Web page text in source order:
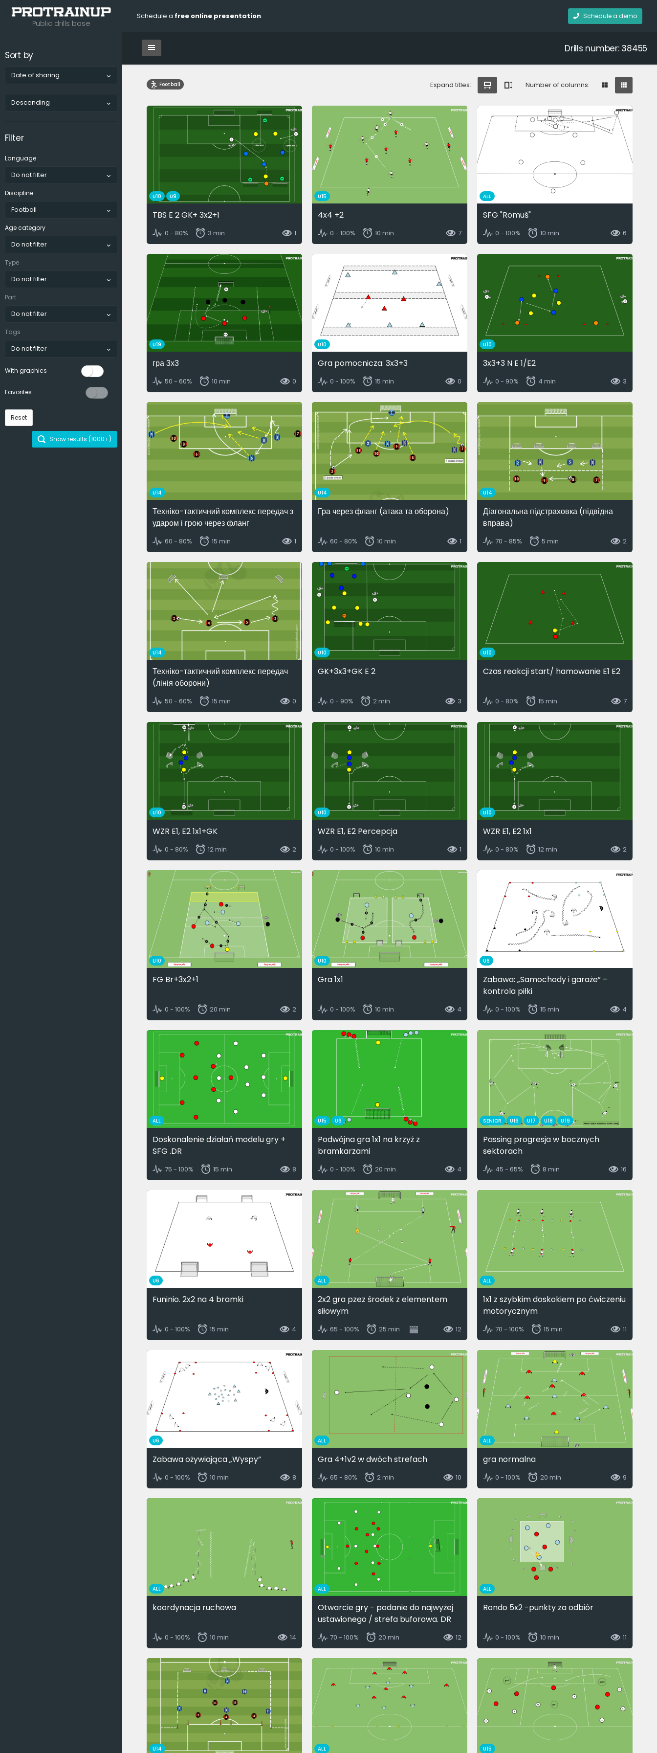
Public drills base
Sort by
Date of sharing
Descending
Filter
Language
Do not filter
Discipline
Football
Age category
Do not filter
Type
Do not filter
Part
Do not filter
Tags
Do not filter
With graphics
Favorites
Reset
Show results (1000+)
Schedule a free online presentation. Schedule a demo
Drills number: 38455
Football Number of columns:
Expand titles:
U10 U9
TBS E 2 GK+ 3x2+1
0 - 80% 3 min 1
U15
4x4 +2
0 - 100% 10 min 7
ALL
SFG "Romuś"
0 - 100% 10 min 6
U19
гра 3х3
50 - 60% 10 min 0
U10
Gra pomocnicza: 3x3+3
0 - 100% 15 min 0
U10
3x3+3 N E 1/E2
0 - 90% 4 min 3
U14
Техніко-тактичний комплекс передач з
ударом і грою через фланг
60 - 80% 15 min 1
U14
Гра через фланг (атака та оборона)
60 - 80% 10 min 1
U14
Діагональна підстраховка (підвідна
вправа)
70 - 85% 5 min 2
U14
Техніко-тактичний комплекс передач
(лінія оборони)
50 - 60% 15 min 0
U10
GK+3x3+GK E 2
0 - 90% 2 min 3
U10
Czas reakcji start/ hamowanie E1 E2
0 - 80% 15 min 7
U10
WZR E1, E2 1x1+GK
0 - 80% 12 min 2
U10
WZR E1, E2 Percepcja
0 - 100% 10 min 1
U10
WZR E1, E2 1x1
0 - 80% 12 min 2
U10
FG Br+3x2+1
0 - 100% 20 min 2
U10
Gra 1x1
0 - 100% 10 min 4
U6
Zabawa: „Samochody i garaże” –
kontrola piłki
0 - 100% 15 min 4
ALL
Doskonalenie działań modelu gry +
SFG .DR
75 - 100% 15 min 8
U15 U6
Podwójna gra 1x1 na krzyż z
bramkarzami
0 - 100% 20 min 4
SENIOR U16 U17 U18 U19
Passing progresja w bocznych
sektorach
45 - 65% 8 min 16
U6
Funinio. 2x2 na 4 bramki
0 - 100% 15 min 4
ALL
2x2 gra pzez środek z elementem
siłowym
65 - 100% 25 min 12
ALL
1x1 z szybkim doskokiem po ćwiczeniu
motorycznym
70 - 100% 15 min 11
U6
Zabawa ożywiająca „Wyspy”
0 - 100% 10 min 8
ALL
Gra 4+1v2 w dwóch strefach
65 - 80% 2 min 10
ALL
gra normalna
0 - 100% 20 min 9
ALL
koordynacja ruchowa
0 - 100% 10 min 14
ALL
Otwarcie gry - podanie do najwyżej
ustawionego / strefa buforowa. DR
70 - 100% 20 min 12
ALL
Rondo 5x2 -punkty za odbiór
0 - 100% 10 min 11
U14 ALL U15